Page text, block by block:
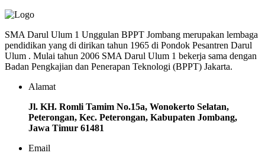
SMA Darul Ulum 1 Unggulan BPPT Jombang merupakan lembaga
pendidikan yang di dirikan tahun 1965 di Pondok Pesantren Darul
Ulum . Mulai tahun 2006 SMA Darul Ulum 1 bekerja sama dengan
Badan Pengkajian dan Penerapan Teknologi (BPPT) Jakarta.
Alamat
Jl. KH. Romli Tamim No.15a, Wonokerto Selatan,
Peterongan, Kec. Peterongan, Kabupaten Jombang,
Jawa Timur 61481
Email